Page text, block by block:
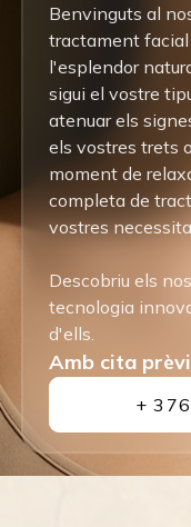
Benvinguts al
tractament
l'esplendor
sigui el vostre
atenuar els
els vostres trets
moment de
completa de
vostres
Descobriu els
tecnologia
d'ells.
Amb cita
+